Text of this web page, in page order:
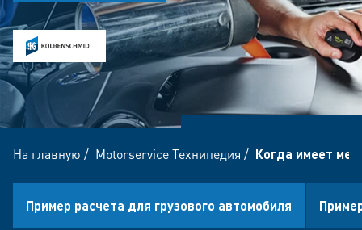
На главную / Motorservice Технипедия / Когда имеет
Пример расчета для грузового автомобиля